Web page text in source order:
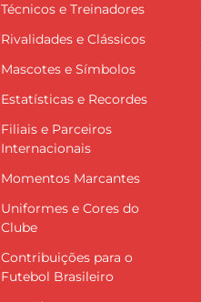
Técnicos e Treinadores
Rivalidades e Clássicos
Mascotes e Símbolos
Estatísticas e Recordes
Filiais e Parceiros
Internacionais
Momentos Marcantes
Uniformes e Cores do
Clube
Contribuições para o
Futebol Brasileiro